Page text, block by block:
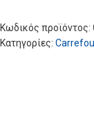
Κωδικός προϊόντος:
Κατηγορίες: